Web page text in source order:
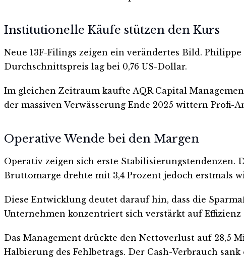
Institutionelle Käufe stützen den Kurs
Neue 13F-Filings zeigen ein verändertes Bild.
Durchschnittspreis lag bei 0,76 US-Dollar.
Im gleichen Zeitraum kaufte AQR Capital
der massiven Verwässerung Ende 2025 wittern Profi-
Operative Wende bei den Margen
Operativ zeigen sich erste Stabilisierungstendenzen.
Bruttomarge drehte mit 3,4 Prozent jedoch erstmals
Diese Entwicklung deutet darauf hin, dass die
Unternehmen konzentriert sich verstärkt auf Effizienz
Das Management drückte den Nettoverlust auf 28,5
Halbierung des Fehlbetrags. Der Cash-Verbrauch